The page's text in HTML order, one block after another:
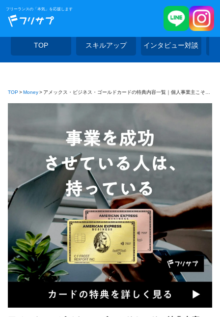
フリーランスの「本気」を応援します
TOP スキルアップ インタビュー対談
TOP Money アメックス・ビジネス・ゴールドカードの特典内容一覧｜個人事業主こそ持つべき理由とは？